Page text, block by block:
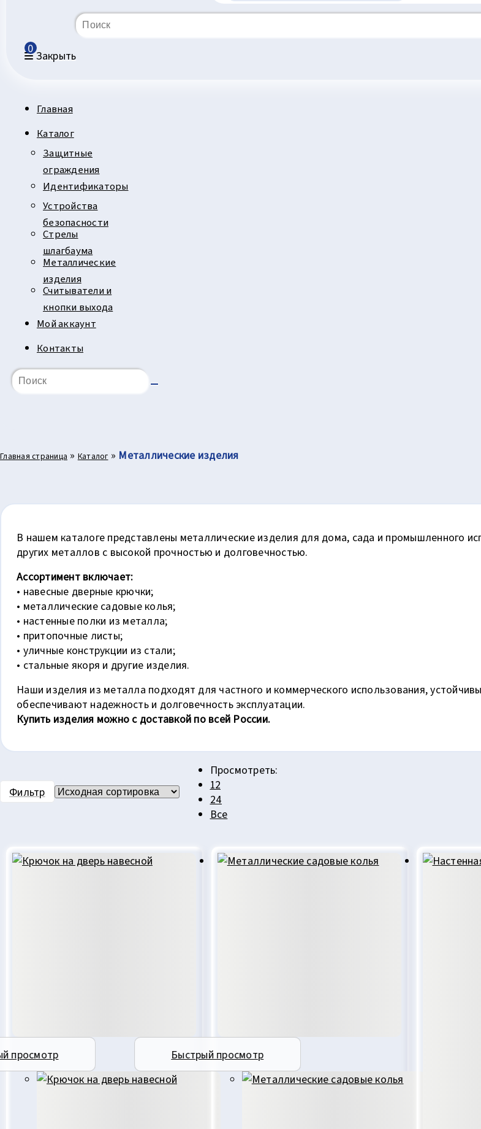
0Закрыть
Главная
Каталог
Защитные
ограждения
Идентификаторы
Устройства
безопасности
Стрелы
шлагбаума
Металлические
изделия
Считыватели и
кнопки выхода
Мой аккаунт
Контакты
Главная страница » Каталог » Металлические изделия
В нашем каталоге представлены металлические изделия для дома, сада и промышленного
других металлов с высокой прочностью и долговечностью.
Ассортимент включает:
• навесные дверные крючки;
• металлические садовые колья;
• настенные полки из металла;
• притопочные листы;
• уличные конструкции из стали;
• стальные якоря и другие изделия.
Наши изделия из металла подходят для частного и коммерческого использования,
обеспечивают надежность и долговечность эксплуатации.
Купить изделия можно с доставкой по всей России.
Фильтр
Просмотреть:
12
24
Все
просмотр Быстрый просмотр